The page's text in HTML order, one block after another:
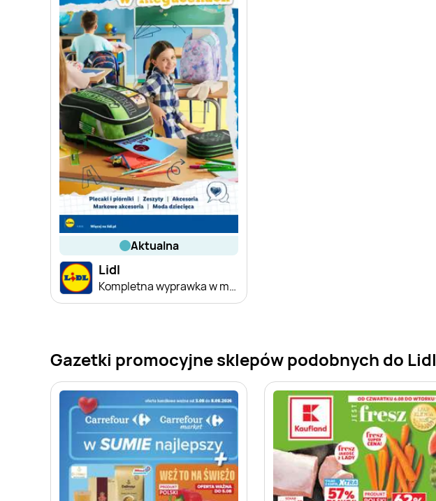
aktualna
Lidl
Kompletna wyprawka w megacenach
Gazetki promocyjne sklepów podobnych do Lidl